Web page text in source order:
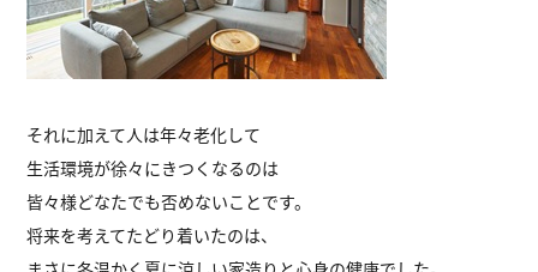
それに加えて人は年々老化して
生活環境が徐々にきつくなるのは
皆々様どなたでも否めないことです。
将来を考えてたどり着いたのは、